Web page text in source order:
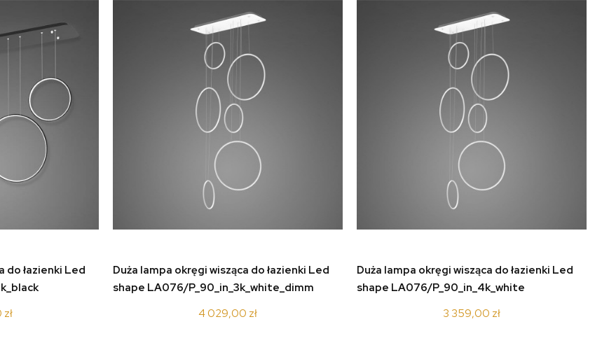
do łazienki Led
do koszyka
Duża lampa okręgi wisząca do łazienki Led
shape LA076/P_90_in_3k_white_dimm
4 029,00 zł
do koszyka
Duża lampa okręgi wisząca do łazienki Led
shape LA076/P_90_in_4k_white
3 359,00 zł